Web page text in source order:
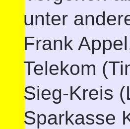
unter
Frank
Telekom
Sieg-Kreis
Sparkasse